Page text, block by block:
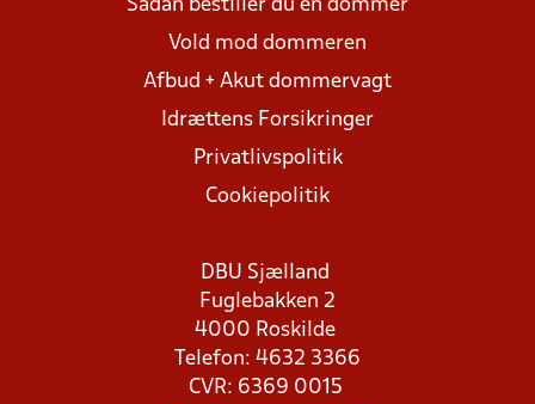
Sådan bestiller du en dommer
Vold mod dommeren
Afbud + Akut dommervagt
Idrættens Forsikringer
Privatlivspolitik
Cookiepolitik
DBU Sjælland
Fuglebakken 2
4000 Roskilde
Telefon: 4632 3366
CVR: 6369 0015